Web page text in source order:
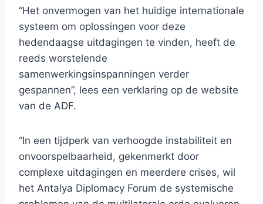
“Het onvermogen van het huidige internationale
systeem om oplossingen voor deze
hedendaagse uitdagingen te vinden, heeft de
reeds worstelende
samenwerkingsinspanningen verder
gespannen”, lees een verklaring op de website
van de ADF.
“In een tijdperk van verhoogde instabiliteit en
onvoorspelbaarheid, gekenmerkt door
complexe uitdagingen en meerdere crises, wil
het Antalya Diplomacy Forum de systemische